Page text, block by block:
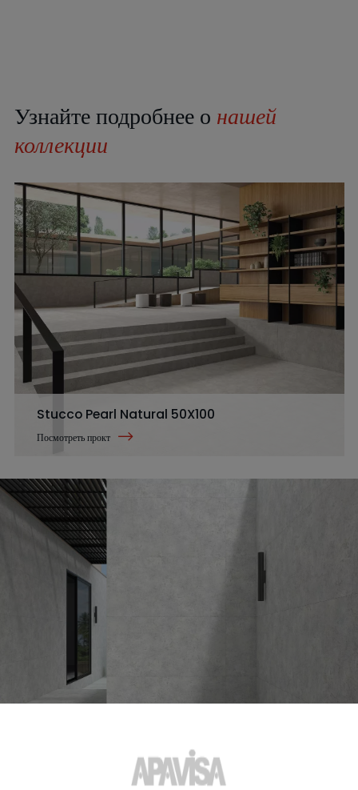
Узнайте подробнее о нашей
коллекции
Stucco Pearl Natural 50X100
Посмотреть прокт